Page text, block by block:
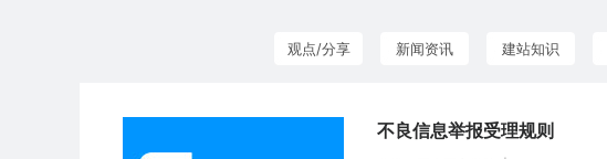
观点/分享 新闻资讯 建站知识
不良信息举报受理规则